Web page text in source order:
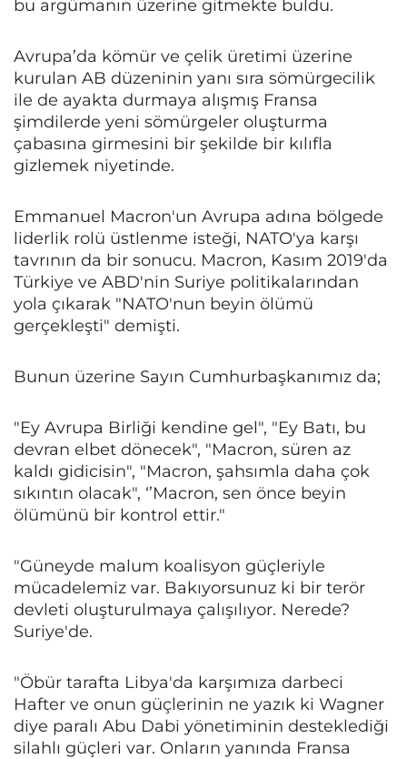
bu argümanın üzerine gitmekte buldu.
Avrupa’da kömür ve çelik üretimi üzerine
kurulan AB düzeninin yanı sıra sömürgecilik
ile de ayakta durmaya alışmış Fransa
şimdilerde yeni sömürgeler oluşturma
çabasına girmesini bir şekilde bir kılıfla
gizlemek niyetinde.
Emmanuel Macron'un Avrupa adına bölgede
liderlik rolü üstlenme isteği, NATO'ya karşı
tavrının da bir sonucu. Macron, Kasım 2019'da
Türkiye ve ABD'nin Suriye politikalarından
yola çıkarak "NATO'nun beyin ölümü
gerçekleşti" demişti.
Bunun üzerine Sayın Cumhurbaşkanımız da;
"Ey Avrupa Birliği kendine gel", "Ey Batı, bu
devran elbet dönecek", "Macron, süren az
kaldı gidicisin", "Macron, şahsımla daha çok
sıkıntın olacak", ‘’Macron, sen önce beyin
ölümünü bir kontrol ettir."
"Güneyde malum koalisyon güçleriyle
mücadelemiz var. Bakıyorsunuz ki bir terör
devleti oluşturulmaya çalışılıyor. Nerede?
Suriye'de.
"Öbür tarafta Libya'da karşımıza darbeci
Hafter ve onun güçlerinin ne yazık ki Wagner
diye paralı Abu Dabi yönetiminin desteklediği
silahlı güçleri var. Onların yanında Fransa